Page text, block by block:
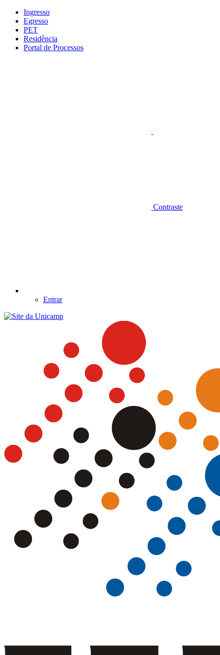
Conteúdo principal
Ingresso
Egresso
PET
Residência
Portal de Processos
Contraste
Entrar